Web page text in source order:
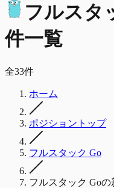
フルスタ
件一覧
全33件
ホーム
ポジショントップ
フルスタック Go
フルスタック Go